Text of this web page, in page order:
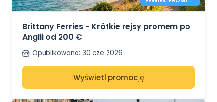
DO ANGLII OD
Brittany Ferries - Krótkie rejsy promem po
Anglii od 200 €
Opublikowano: 30 cze 2026
Wyświetl promocję